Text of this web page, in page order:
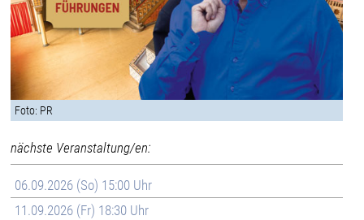
Foto: PR
nächste Veranstaltung/en:
06.09.2026 (So) 15:00 Uhr
11.09.2026 (Fr) 18:30 Uhr